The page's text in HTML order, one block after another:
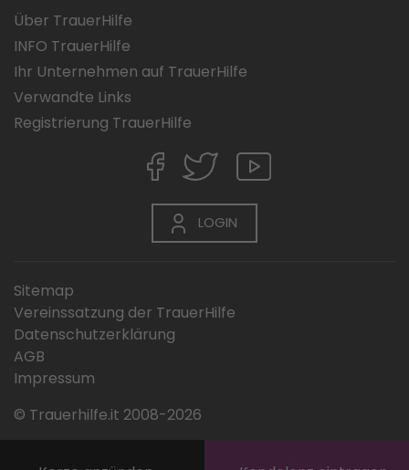
Über TrauerHilfe
INFO TrauerHilfe
Ihr Unternehmen auf TrauerHilfe
Verwandte Links
Registrierung TrauerHilfe
LOGIN
Sitemap
Vereinssatzung der TrauerHilfe
Datenschutzerklärung
AGB
Impressum
© Trauerhilfe.it 2008-2026